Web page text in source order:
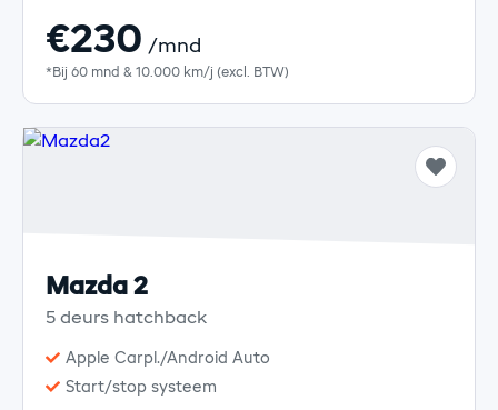
€230 /mnd
*Bij 60 mnd & 10.000 km/j (excl. BTW)
Mazda 2
5 deurs hatchback
Apple Carpl./Android Auto
Start/stop systeem